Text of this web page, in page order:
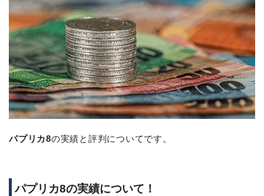
パプリカ8の実績と評判についてです。
パプリカ8の実績について！